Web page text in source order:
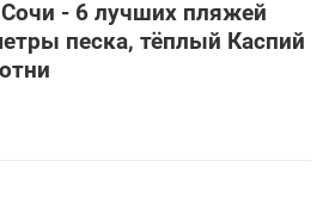
- 6 лучших пляжей
песка, тёплый Каспий